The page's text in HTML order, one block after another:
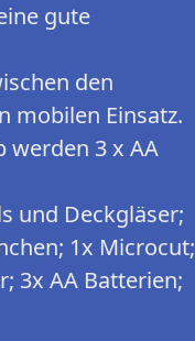
gute
den
mobilen Einsatz.
werden 3 x AA
und Deckgläser;
1x Microcut;
3x AA Batterien;